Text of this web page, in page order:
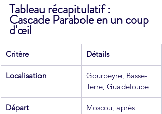
Tableau récapitulatif :
Cascade Parabole en un coup
d'œil
Critère Détails
Localisation
Gourbeyre, Basse-
Terre, Guadeloupe
Départ
Moscou, après